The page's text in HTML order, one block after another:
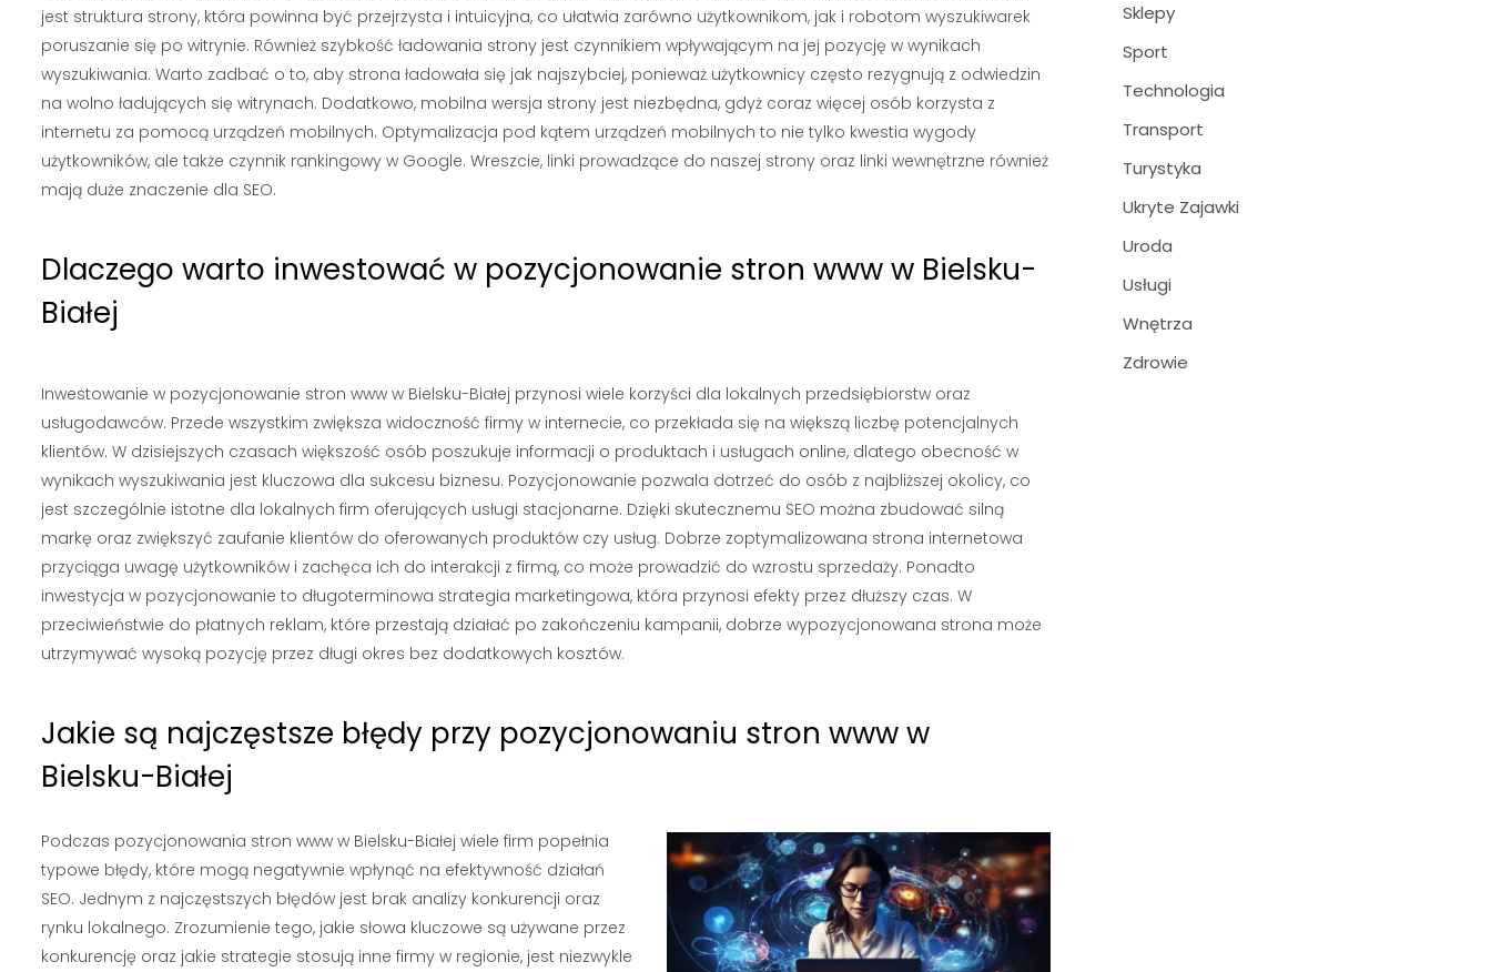
jest struktura strony, która powinna być przejrzysta i intuicyjna, co ułatwia zarówno użytkownikom, jak i robotom wyszukiwarek
poruszanie się po witrynie. Również szybkość ładowania strony jest czynnikiem wpływającym na jej pozycję w wynikach
wyszukiwania. Warto zadbać o to, aby strona ładowała się jak najszybciej, ponieważ użytkownicy często rezygnują z odwiedzin
na wolno ładujących się witrynach. Dodatkowo, mobilna wersja strony jest niezbędna, gdyż coraz więcej osób korzysta z
internetu za pomocą urządzeń mobilnych. Optymalizacja pod kątem urządzeń mobilnych to nie tylko kwestia wygody
użytkowników, ale także czynnik rankingowy w Google. Wreszcie, linki prowadzące do naszej strony oraz linki wewnętrzne również
mają duże znaczenie dla SEO.
Dlaczego warto inwestować w pozycjonowanie stron www w Bielsku-
Białej
Inwestowanie w pozycjonowanie stron www w Bielsku-Białej przynosi wiele korzyści dla lokalnych przedsiębiorstw oraz
usługodawców. Przede wszystkim zwiększa widoczność firmy w internecie, co przekłada się na większą liczbę potencjalnych
klientów. W dzisiejszych czasach większość osób poszukuje informacji o produktach i usługach online, dlatego obecność w
wynikach wyszukiwania jest kluczowa dla sukcesu biznesu. Pozycjonowanie pozwala dotrzeć do osób z najbliższej okolicy, co
jest szczególnie istotne dla lokalnych firm oferujących usługi stacjonarne. Dzięki skutecznemu SEO można zbudować silną
markę oraz zwiększyć zaufanie klientów do oferowanych produktów czy usług. Dobrze zoptymalizowana strona internetowa
przyciąga uwagę użytkowników i zachęca ich do interakcji z firmą, co może prowadzić do wzrostu sprzedaży. Ponadto
inwestycja w pozycjonowanie to długoterminowa strategia marketingowa, która przynosi efekty przez dłuższy czas. W
przeciwieństwie do płatnych reklam, które przestają działać po zakończeniu kampanii, dobrze wypozycjonowana strona może
utrzymywać wysoką pozycję przez długi okres bez dodatkowych kosztów.
Jakie są najczęstsze błędy przy pozycjonowaniu stron www w
Bielsku-Białej
Podczas pozycjonowania stron www w Bielsku-Białej wiele firm popełnia
typowe błędy, które mogą negatywnie wpłynąć na efektywność działań
SEO. Jednym z najczęstszych błędów jest brak analizy konkurencji oraz
rynku lokalnego. Zrozumienie tego, jakie słowa kluczowe są używane przez
konkurencję oraz jakie strategie stosują inne firmy w regionie, jest niezwykle
Sklepy
Sport
Technologia
Transport
Turystyka
Ukryte Zajawki
Uroda
Usługi
Wnętrza
Zdrowie